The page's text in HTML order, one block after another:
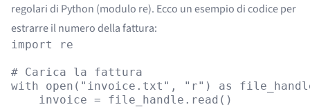
regolari di Python (modulo re). Ecco un esempio di codice per
estrarre il numero della fattura:
import re
# Carica la fattura
with open("invoice.txt", "r") as
    invoice = file_handle.read()